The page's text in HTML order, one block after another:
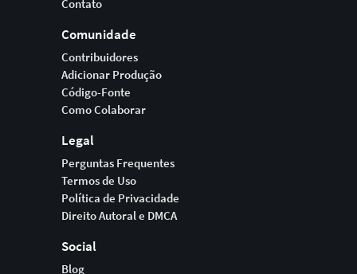
Contato
Comunidade
Contribuidores
Adicionar Produção
Código-Fonte
Como Colaborar
Legal
Perguntas Frequentes
Termos de Uso
Política de Privacidade
Direito Autoral e DMCA
Social
Blog